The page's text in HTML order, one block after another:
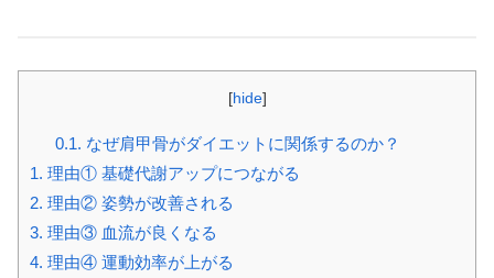
[hide]
0.1. なぜ肩甲骨がダイエットに関係するのか？
1. 理由① 基礎代謝アップにつながる
2. 理由② 姿勢が改善される
3. 理由③ 血流が良くなる
4. 理由④ 運動効率が上がる